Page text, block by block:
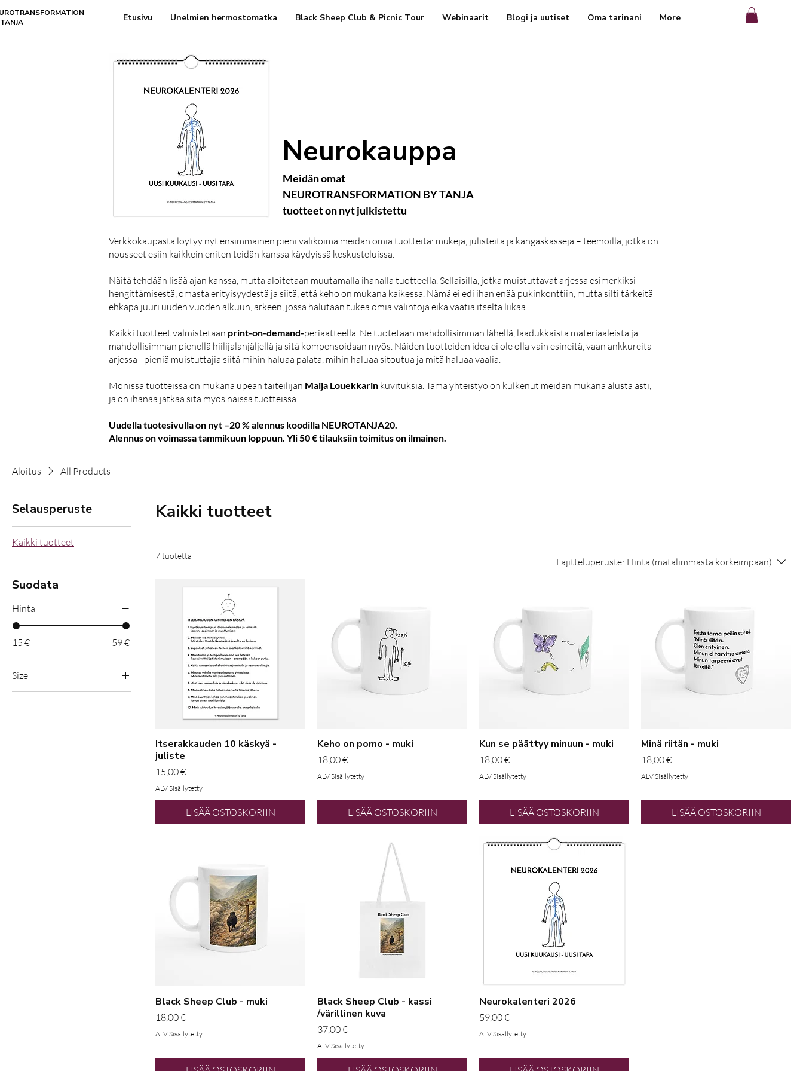
Etusivu Unelmien hermostomatka Black Sheep Club & Picnic Tour Webinaarit Blogi ja uutiset Oma tarinani More
Neurokauppa
Meidän omat
NEUROTRANSFORMATION BY TANJA
tuotteet on nyt julkistettu
Verkkokaupasta löytyy nyt ensimmäinen pieni valikoima meidän omia tuotteita: mukeja, julisteita ja kangaskasseja – teemoilla, jotka on
nousseet esiin kaikkein eniten teidän kanssa käydyissä keskusteluissa.
Näitä tehdään lisää ajan kanssa, mutta aloitetaan muutamalla ihanalla tuotteella. Sellaisilla, jotka muistuttavat arjessa esimerkiksi
hengittämisestä, omasta erityisyydestä ja siitä, että keho on mukana kaikessa. Nämä ei edi ihan enää pukinkonttiin, mutta silti tärkeitä
ehkäpä juuri uuden vuoden alkuun, arkeen, jossa halutaan tukea omia valintoja eikä vaatia itseltä liikaa.
Kaikki tuotteet valmistetaan print-on-demand-periaatteella. Ne tuotetaan mahdollisimman lähellä, laadukkaista materiaaleista ja
mahdollisimman pienellä hiilijalanjäljellä ja sitä kompensoidaan myös. Näiden tuotteiden idea ei ole olla vain esineitä, vaan ankkureita
arjessa - pieniä muistuttajia siitä mihin haluaa palata, mihin haluaa sitoutua ja mitä haluaa vaalia.
Monissa tuotteissa on mukana upean taiteilijan Maija Louekkarin kuvituksia. Tämä yhteistyö on kulkenut meidän mukana alusta asti,
ja on ihanaa jatkaa sitä myös näissä tuotteissa.
Uudella tuotesivulla on nyt –20 % alennus koodilla NEUROTANJA20.
Alennus on voimassa tammikuun loppuun. Yli 50 € tilauksiin toimitus on ilmainen.
Aloitus All Products
Selausperuste
Kaikki tuotteet
Suodata
Hinta
15 € 59 €
Size
Kaikki tuotteet
7 tuotetta
Lajitteluperuste: Hinta (matalimmasta korkeimpaan)
Itserakkauden 10 käskyä -
juliste
Hinta
15,00 €
ALV Sisällytetty
LISÄÄ OSTOSKORIIN
Keho on pomo - muki
Hinta
18,00 €
ALV Sisällytetty
LISÄÄ OSTOSKORIIN
Kun se päättyy minuun - muki
Hinta
18,00 €
ALV Sisällytetty
LISÄÄ OSTOSKORIIN
Minä riitän - muki
Hinta
18,00 €
ALV Sisällytetty
LISÄÄ OSTOSKORIIN
Black Sheep Club - muki
Hinta
18,00 €
ALV Sisällytetty
Black Sheep Club - kassi
/värillinen kuva
Hinta
37,00 €
ALV Sisällytetty
Neurokalenteri 2026
Hinta
59,00 €
ALV Sisällytetty